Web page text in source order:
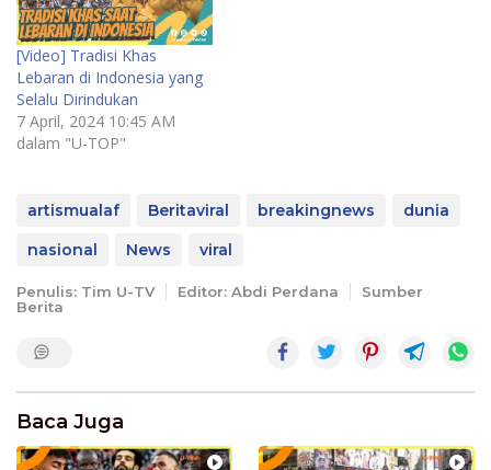
[Video] Tradisi Khas
Lebaran di Indonesia yang
Selalu Dirindukan
7 April, 2024 10:45 AM
dalam "U-TOP"
artismualaf Beritaviral breakingnews
dunia
nasional
News viral
Penulis: Tim U-TV Editor: Abdi Perdana
Sumber
Berita
Baca Juga